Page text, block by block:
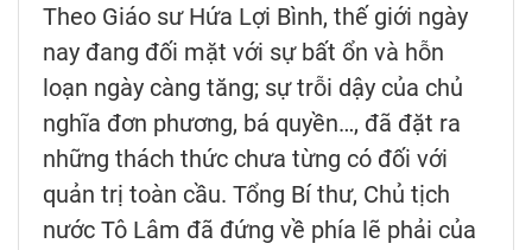
Theo Giáo sư Hứa Lợi Bình, thế giới ngày
nay đang đối mặt với sự bất ổn và hỗn
loạn ngày càng tăng; sự trỗi dậy của chủ
nghĩa đơn phương, bá quyền…, đã đặt ra
những thách thức chưa từng có đối với
quản trị toàn cầu. Tổng Bí thư, Chủ tịch
nước Tô Lâm đã đứng về phía lẽ phải của